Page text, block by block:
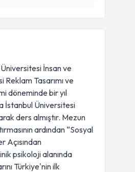
İnsan ve
Tasarımı ve
döneminde bir yıl
İstanbul Üniversitesi
ders almıştır. Mezun
ardından “Sosyal
Açısından
psikoloji alanında
Türkiye'nin ilk